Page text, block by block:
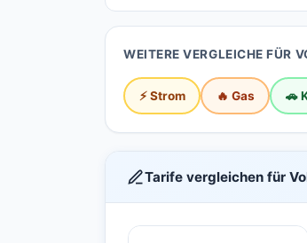
WEITERE VERGLEICHE FÜR
⚡ Strom 🔥 Gas 🚗
Tarife vergleichen für